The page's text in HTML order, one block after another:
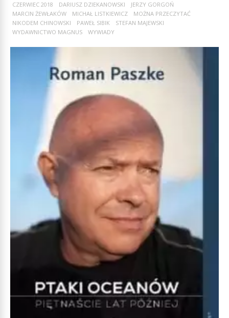
CZERWIEC 2018
DARIUSZ DZIEKANOWSKI
JERZY GORGOŃ
MARCIN ŻEWŁAKÓW
MICHAŁ LISTKIEWICZ
MOŻNA PRZECZYTAĆ
NIKODEM CHINOWSKI
PAWEŁ SIBIK
STEFAN MAJEWSKI
WYDAWNICTWO MAGNUS
WYWIADY